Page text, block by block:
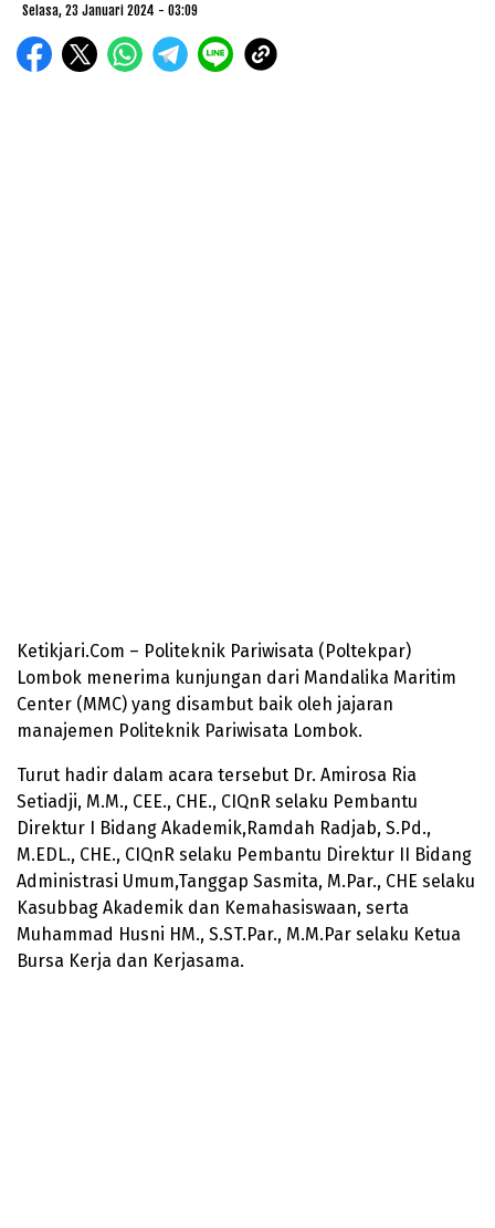
Selasa, 23 Januari 2024 - 03:09
Ketikjari.Com – Politeknik Pariwisata (Poltekpar)
Lombok menerima kunjungan dari Mandalika Maritim
Center (MMC) yang disambut baik oleh jajaran
manajemen Politeknik Pariwisata Lombok.
Turut hadir dalam acara tersebut Dr. Amirosa Ria
Setiadji, M.M., CEE., CHE., CIQnR selaku Pembantu
Direktur I Bidang Akademik,Ramdah Radjab, S.Pd.,
M.EDL., CHE., CIQnR selaku Pembantu Direktur II Bidang
Administrasi Umum,Tanggap Sasmita, M.Par., CHE selaku
Kasubbag Akademik dan Kemahasiswaan, serta
Muhammad Husni HM., S.ST.Par., M.M.Par selaku Ketua
Bursa Kerja dan Kerjasama.